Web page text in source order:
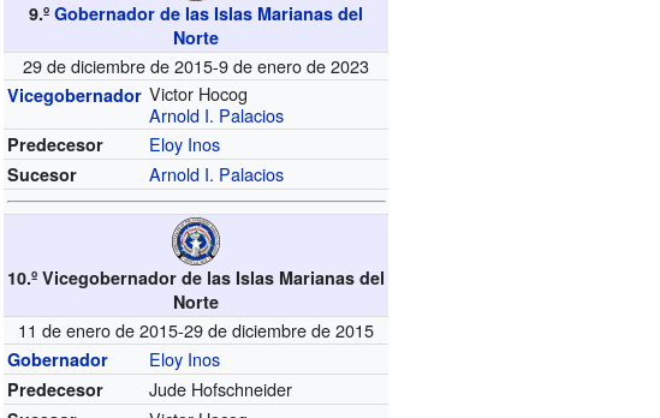
9.ºGobernador de las Islas Marianas del
Norte
29 de diciembre de 2015-9 de enero de 2023
Vicegobernador Victor Hocog
Arnold I. Palacios
Predecesor Eloy Inos
Sucesor Arnold I. Palacios
10.º Vicegobernador de las Islas Marianas del
Norte
11 de enero de 2015-29 de diciembre de 2015
Gobernador Eloy Inos
Predecesor Jude Hofschneider